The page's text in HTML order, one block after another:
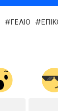
ΓΈΛΙΟ